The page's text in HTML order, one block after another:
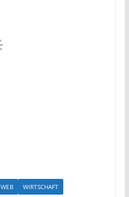
WEB WIRTSCHAFT